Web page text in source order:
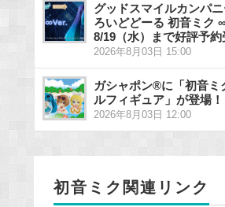
グッドスマイルカンパ
ろいどどーる 初音ミク
8/19（水）まで好評予約
2026年8月03日 15:00
ガシャポン®に「初音ミ
ルフィギュア」が登場！
2026年8月03日 12:00
初音ミク関連リンク